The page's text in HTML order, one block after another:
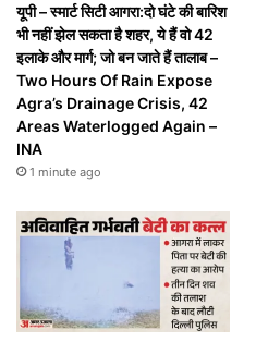
यूपी – स्मार्ट सिटी आगरा:दो घंटे की बारिश
भी नहीं झेल सकता है शहर, ये हैं वो 42
इलाके और मार्ग; जो बन जाते हैं तालाब –
Two Hours Of Rain Expose
Agra’s Drainage Crisis, 42
Areas Waterlogged Again –
INA
1 minute ago